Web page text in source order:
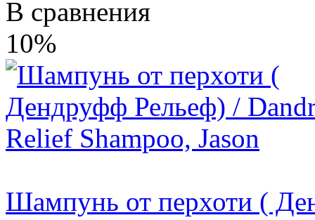
В сравнения
10%
Шампунь от перхоти (